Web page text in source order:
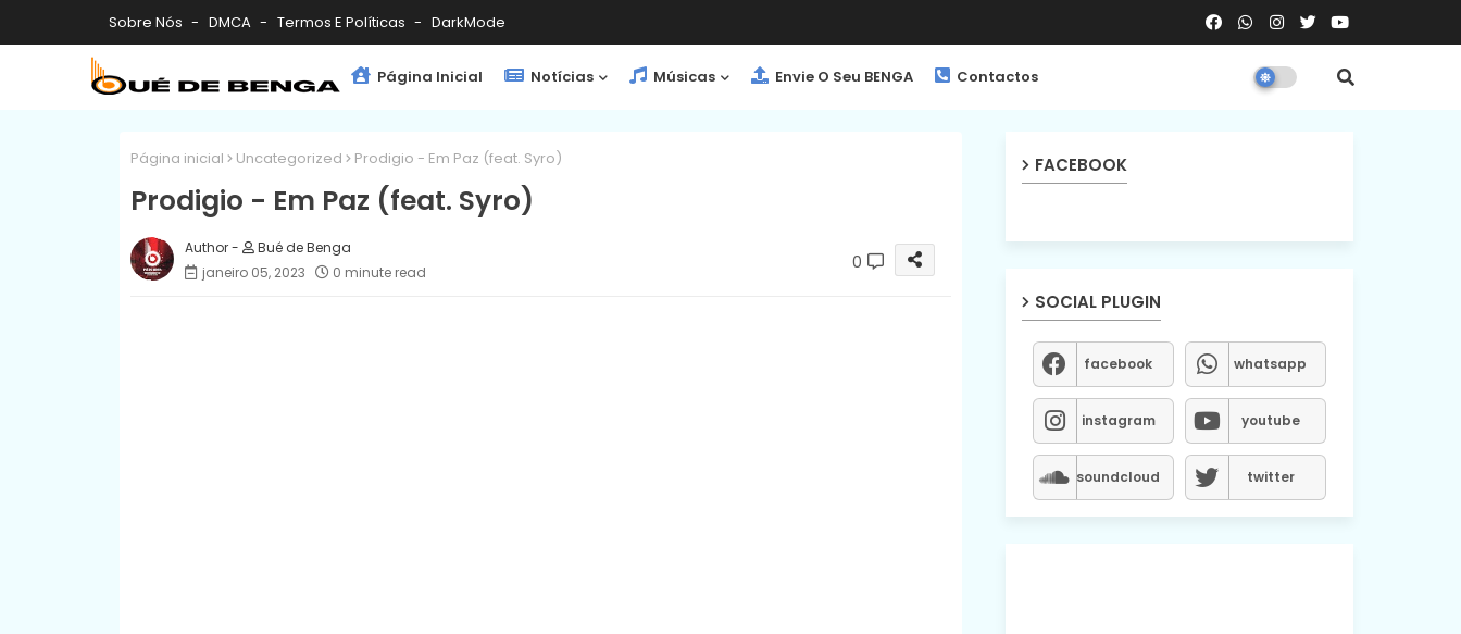
Sobre Nós DMCA Termos E Políticas DarkMode
Página Inicial Notícias Músicas Envie O Seu BENGA Contactos
Página inicial Uncategorized Prodigio - Em Paz (feat. Syro)
Prodigio - Em Paz (feat. Syro)
Bué de Benga
janeiro 05, 2023
0 minute read 0
FACEBOOK
SOCIAL PLUGIN
facebook whatsapp
instagram youtube
soundcloud twitter